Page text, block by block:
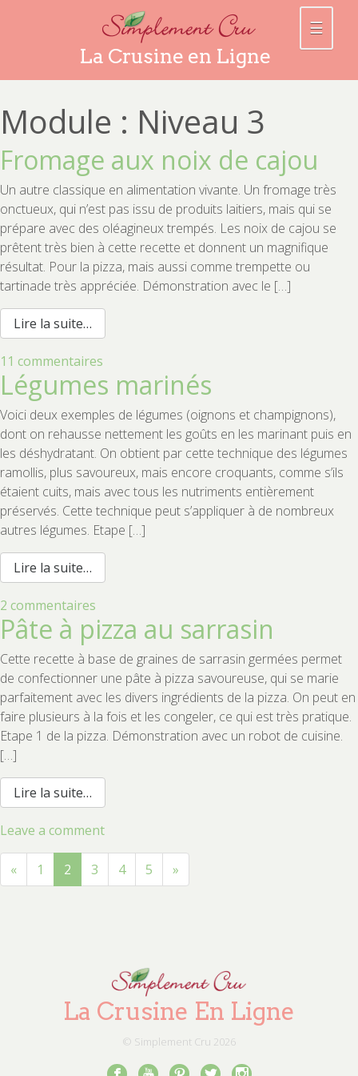
La Crusine en Ligne
☰
Module : Niveau 3
Fromage aux noix de cajou
Un autre classique en alimentation vivante. Un fromage très
onctueux, qui n’est pas issu de produits laitiers, mais qui se
prépare avec des oléagineux trempés. Les noix de cajou se
prêtent très bien à cette recette et donnent un magnifique
résultat. Pour la pizza, mais aussi comme trempette ou
tartinade très appréciée. Démonstration avec le […]
Lire la suite…
11 commentaires
Fromage
aux
noix
de
cajou
Légumes marinés
Voici deux exemples de légumes (oignons et champignons),
dont on rehausse nettement les goûts en les marinant puis en
les déshydratant. On obtient par cette technique des légumes
ramollis, plus savoureux, mais encore croquants, comme s’ils
étaient cuits, mais avec tous les nutriments entièrement
préservés. Cette technique peut s’appliquer à de nombreux
autres légumes. Etape […]
Lire la suite…
2 commentaires
Légumes
marinés
Pâte à pizza au sarrasin
Cette recette à base de graines de sarrasin germées permet
de confectionner une pâte à pizza savoureuse, qui se marie
parfaitement avec les divers ingrédients de la pizza. On peut en
faire plusieurs à la fois et les congeler, ce qui est très pratique.
Etape 1 de la pizza. Démonstration avec un robot de cuisine.
[…]
Lire la suite…
Leave a commenton
pizza
dans
les
articles
« 1 2 3 4 5 »
La Crusine En Ligne
© Simplement Cru 2026